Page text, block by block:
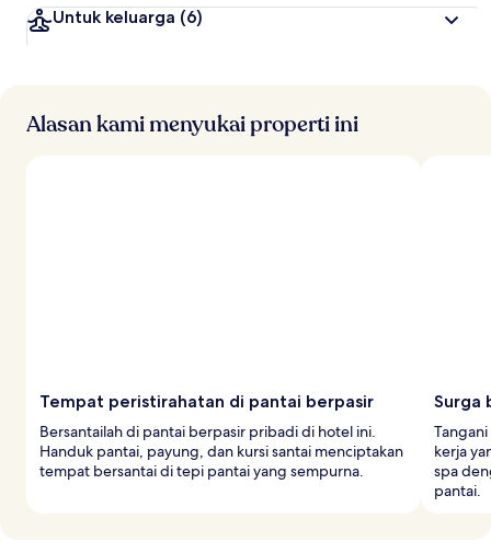
Untuk keluarga (6)
Alasan kami menyukai properti ini
Tempat peristirahatan di pantai berpasir
Bersantailah di pantai berpasir pribadi di hotel ini.
Handuk pantai, payung, dan kursi santai menciptakan
tempat bersantai di tepi pantai yang sempurna.
Surga
kerja
spa
pantai.